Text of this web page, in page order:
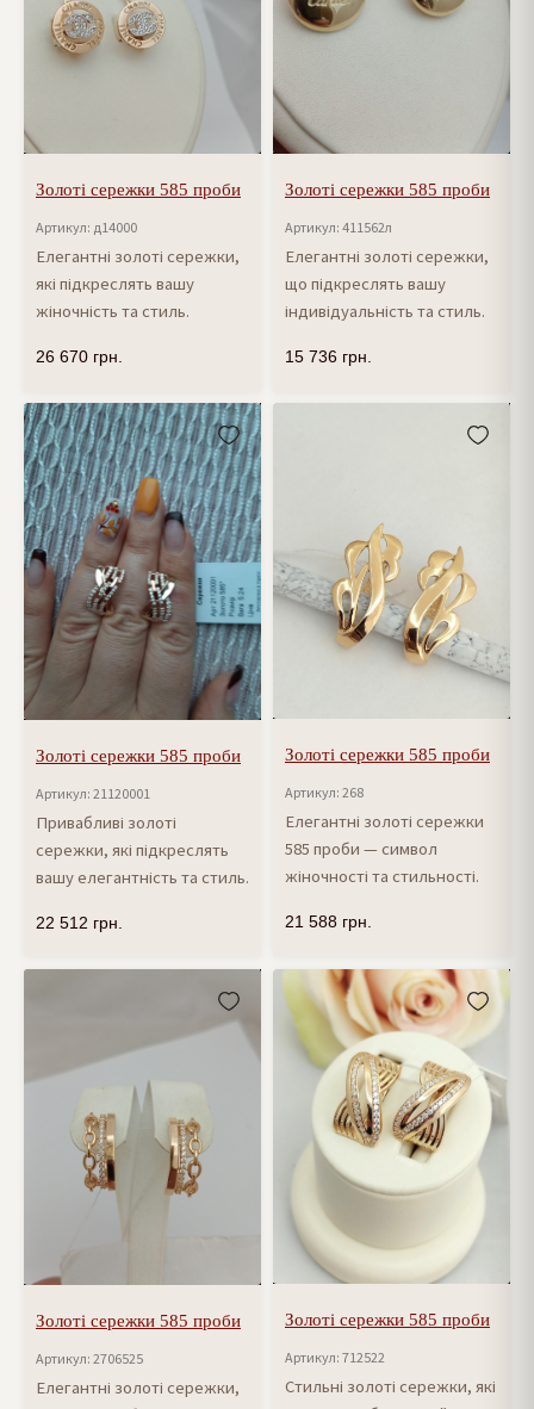
Золоті сережки 585 проби
Артикул: д14000
Елегантні золоті сережки,
які підкреслять вашу
жіночність та стиль.
26 670 грн.
Золоті сережки 585 проби
Артикул: 411562л
Елегантні золоті сережки,
що підкреслять вашу
індивідуальність та стиль.
15 736 грн.
Золоті сережки 585 проби
Артикул: 21120001
Привабливі золоті
сережки, які підкреслять
вашу елегантність та стиль.
22 512 грн.
Золоті сережки 585 проби
Артикул: 268
Елегантні золоті сережки
585 проби — символ
жіночності та стильності.
21 588 грн.
Золоті сережки 585 проби
Артикул: 2706525
Елегантні золоті сережки,
Золоті сережки 585 проби
Артикул: 712522
Стильні золоті сережки, які